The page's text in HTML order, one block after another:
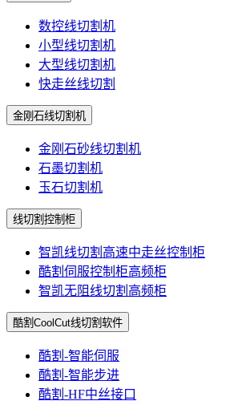
数控线切割机
小型线切割机
大型线切割机
快走丝线切割
金刚石线切割机
金刚石砂线切割机
石墨切割机
玉石切割机
线切割控制柜
智凯线切割高速中走丝控制柜
酷割伺服控制柜高频柜
智凯无阻线切割高频柜
酷割CoolCut线切割软件
酷割-智能伺服
酷割-智能步进
酷割-HF中丝接口